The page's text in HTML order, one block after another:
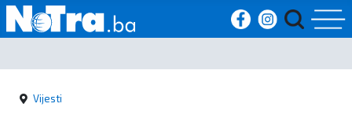
Početna
Vijesti
Vijesti